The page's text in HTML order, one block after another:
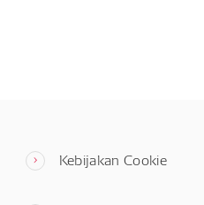
Kebijakan Cookie